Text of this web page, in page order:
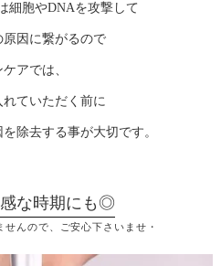
細胞やDNAを攻撃して
因に繋がるので
アでは、
れていただく前に
除去する事が大切です。
な時期にも◎
んので、ご安心下さいませ・